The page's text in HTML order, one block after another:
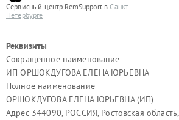
Сервисный центр RemSupport вСанкт-
Петербурге
Реквизиты
Сокращённое наименование
ИП ОРШОКДУГОВА ЕЛЕНА ЮРЬЕВНА
Полное наименование
ОРШОКДУГОВА ЕЛЕНА ЮРЬЕВНА (ИП)
Адрес 344090, РОССИЯ, Ростовская